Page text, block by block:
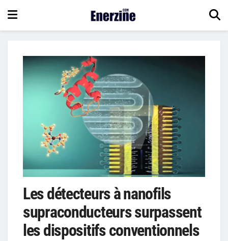
Les détecteurs à nanofils
supraconducteurs surpassent
les dispositifs conventionnels